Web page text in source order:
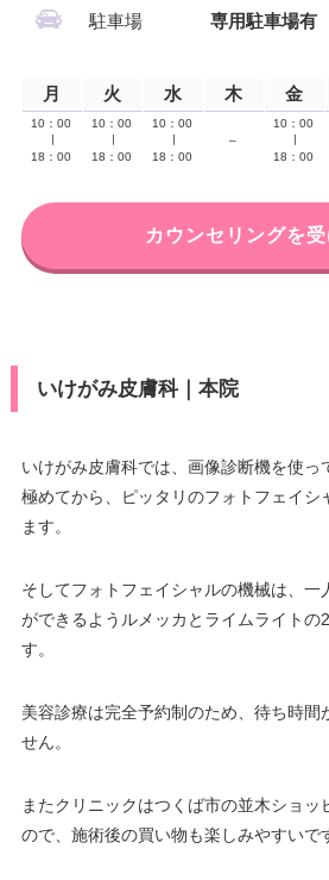
駐車場 専用駐車場有
月 火 水 木 金
10：00
18：00
10：00
18：00
10：00
18：00
–
10：00
18：00
カウンセリングを受
いけがみ皮膚科｜本院
いけがみ皮膚科では、画像診断機を使っ
極めてから、ピッタリのフォトフェイシ
ます。
そしてフォトフェイシャルの機械は、一
ができるようルメッカとライムライトの
す。
美容診療は完全予約制のため、待ち時間
せん。
またクリニックはつくば市の並木ショッ
ので、施術後の買い物も楽しみやすいで